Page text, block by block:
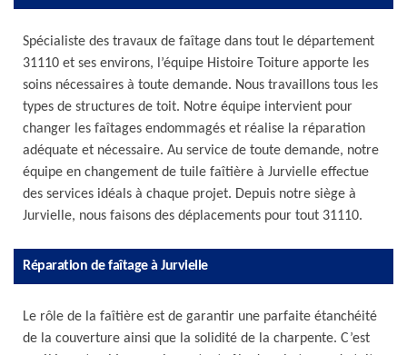
Spécialiste des travaux de faîtage dans tout le département
31110 et ses environs, l’équipe Histoire Toiture apporte les
soins nécessaires à toute demande. Nous travaillons tous les
types de structures de toit. Notre équipe intervient pour
changer les faîtages endommagés et réalise la réparation
adéquate et nécessaire. Au service de toute demande, notre
équipe en changement de tuile faîtière à Jurvielle effectue
des services idéals à chaque projet. Depuis notre siège à
Jurvielle, nous faisons des déplacements pour tout 31110.
Réparation de faîtage à Jurvielle
Le rôle de la faîtière est de garantir une parfaite étanchéité
de la couverture ainsi que la solidité de la charpente. C’est